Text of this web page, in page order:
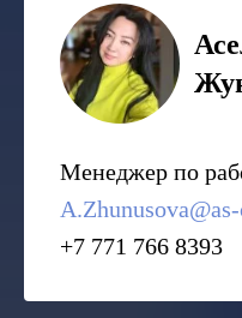
Менеджер по
+7 771 766 8393